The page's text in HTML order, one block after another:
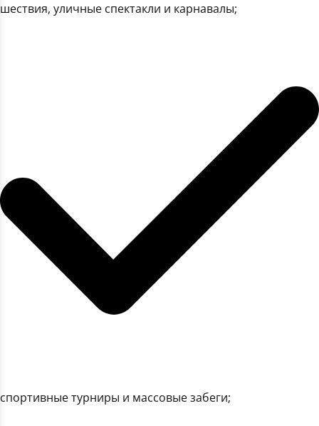
шествия, уличные спектакли и карнавалы;
спортивные турниры и массовые забеги;